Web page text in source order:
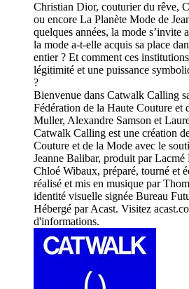
Christian Dior, couturier du rêve,
ou encore La Planète Mode de
quelques années, la mode s’invite
la mode a-t-elle acquis sa place
entier ? Et comment ces
légitimité et une puissance
?
Bienvenue dans Catwalk Calling
Fédération de la Haute Couture et
Muller, Alexandre Samson et
Catwalk Calling est une création
Couture et de la Mode avec le
Jeanne Balibar, produit par
Chloé Wibaux, préparé, tourné et
réalisé et mis en musique par
identité visuelle signée Bureau
Hébergé par Acast. Visitez
d'informations.